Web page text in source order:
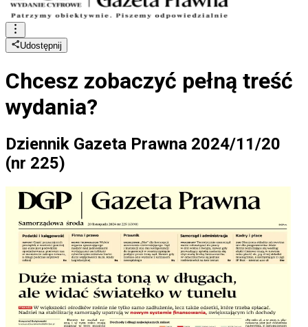
Udostępnij
Chcesz zobaczyć pełną treść
wydania?
Dziennik Gazeta Prawna 2024/11/20
(nr 225)